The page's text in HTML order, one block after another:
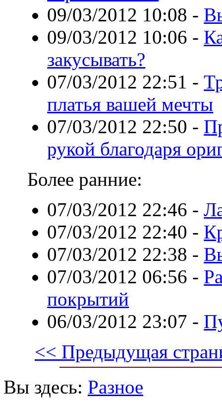
09/03/2012 10:08 -
09/03/2012 10:06 -
закусывать?
07/03/2012 22:51 -
платья вашей мечты
07/03/2012 22:50 -
рукой благодаря
Более ранние:
07/03/2012 22:46 -
07/03/2012 22:40 -
07/03/2012 22:38 -
07/03/2012 06:56 -
покрытий
06/03/2012 23:07 -
<< Предыдущая
Вы здесь: Разное